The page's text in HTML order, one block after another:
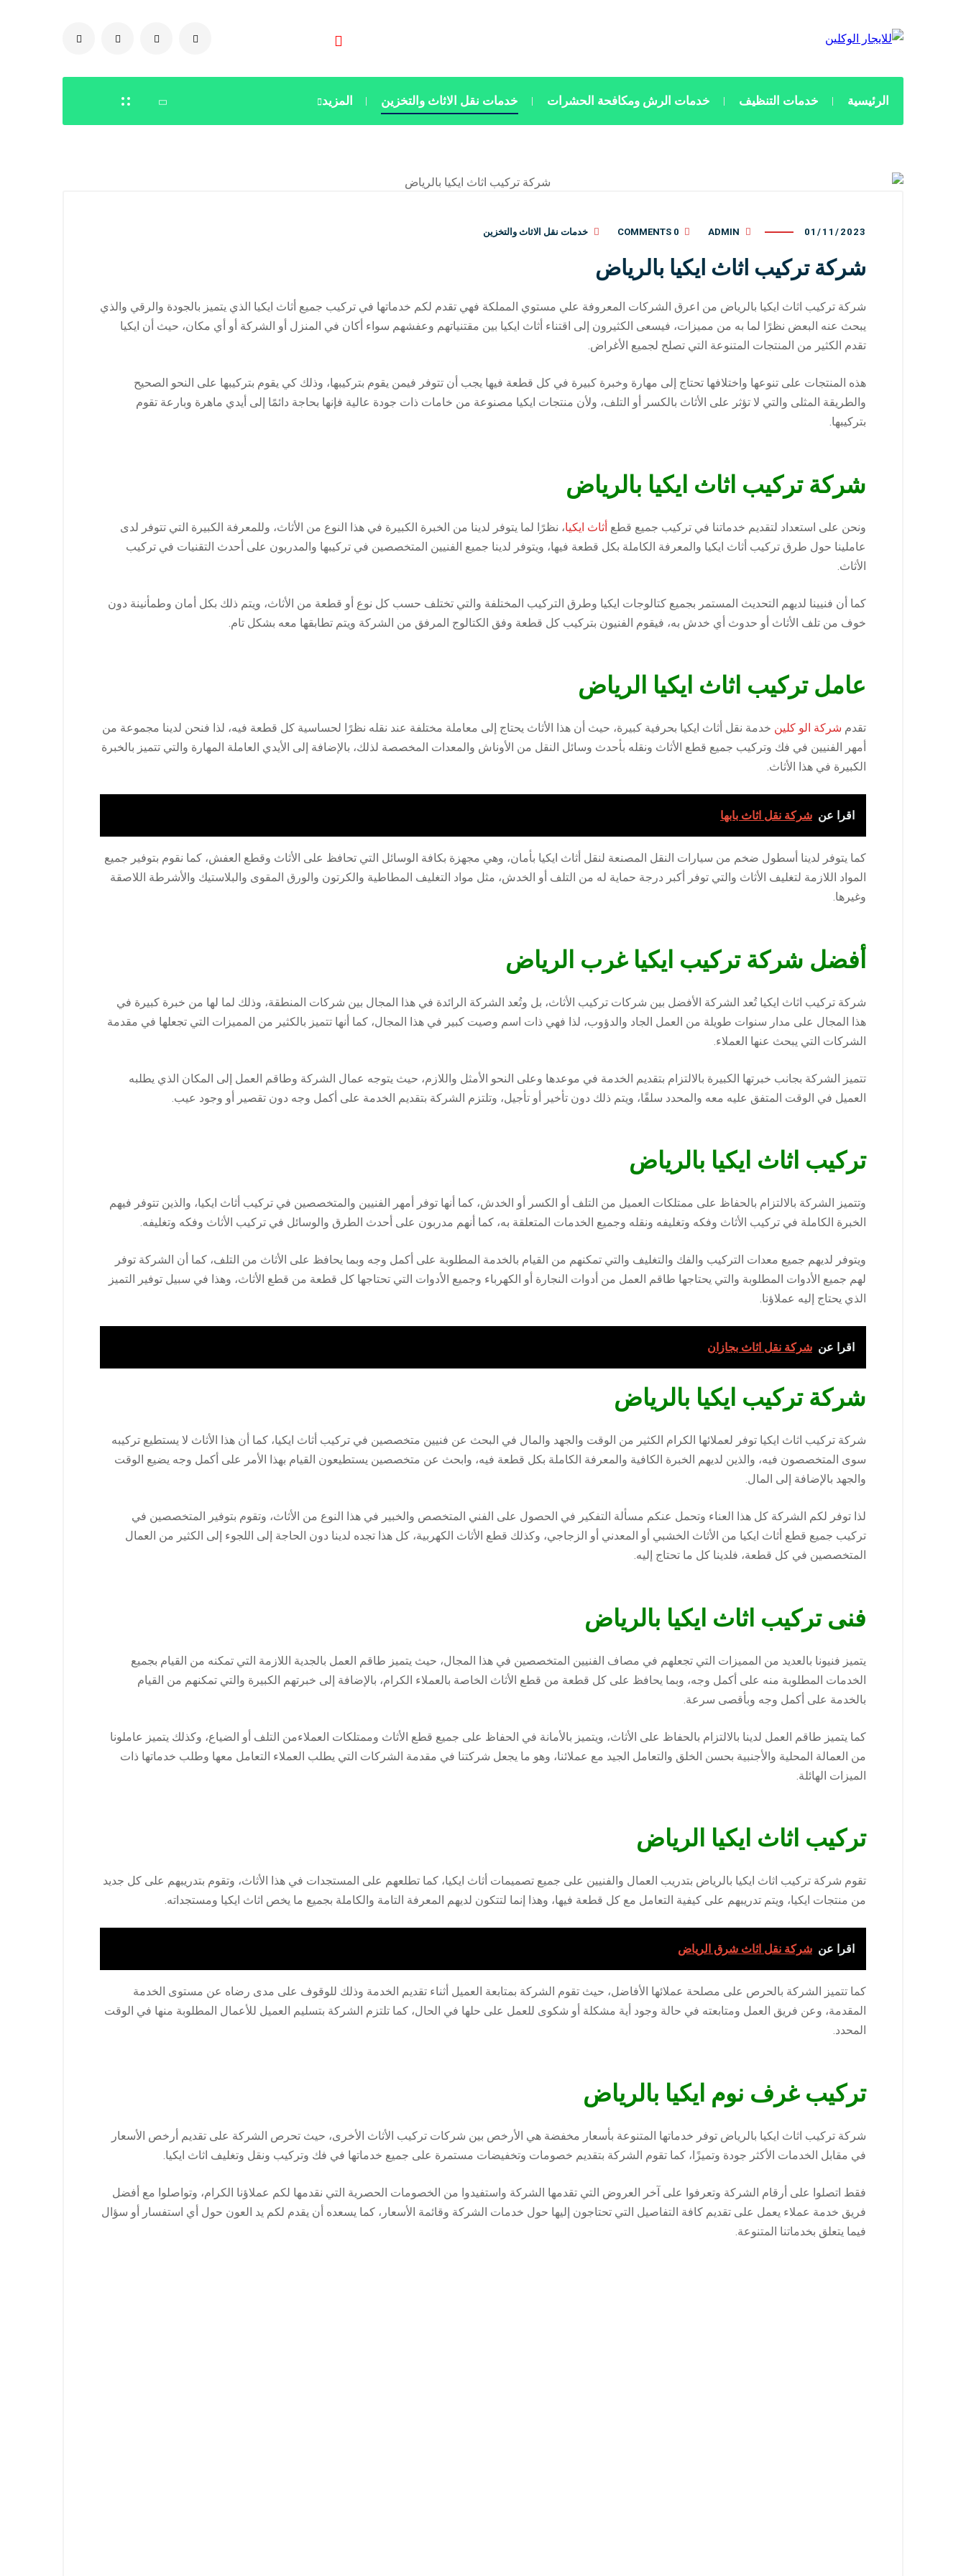
الرئيسية خدمات التنظيف خدمات الرش ومكافحة الحشرات خدمات نقل الاثاث والتخزين المزيد
01/11/2023
ADMIN
0 COMMENTS خدمات نقل الاثاث والتخزين
شركة تركيب اثاث ايكيا بالرياض
شركة تركيب اثاث ايكيا بالرياض من اعرق الشركات المعروفة علي مستوي المملكة فهي تقدم لكم خدماتها في تركيب جميع أثاث ايكيا الذي يتميز بالجودة والرقي والذي
يبحث عنه البعض نظرًا لما به من مميزات، فيسعى الكثيرون إلى اقتناء أثاث ايكيا بين مقتنياتهم وعفشهم سواء أكان في المنزل أو الشركة أو أي مكان، حيث أن ايكيا
تقدم الكثير من المنتجات المتنوعة التي تصلح لجميع الأغراض.
هذه المنتجات على تنوعها واختلافها تحتاج إلى مهارة وخبرة كبيرة في كل قطعة فيها يجب أن تتوفر فيمن يقوم بتركيبها، وذلك كي يقوم بتركيبها على النحو الصحيح
والطريقة المثلى والتي لا تؤثر على الأثاث بالكسر أو التلف، ولأن منتجات ايكيا مصنوعة من خامات ذات جودة عالية فإنها بحاجة دائمًا إلى أيدي ماهرة وبارعة تقوم
بتركيبها.
شركة تركيب اثاث ايكيا بالرياض
ونحن على استعداد لتقديم خدماتنا في تركيب جميع قطع أثاث ايكيا، نظرًا لما يتوفر لدينا من الخبرة الكبيرة في هذا النوع من الأثاث، وللمعرفة الكبيرة التي تتوفر لدى
عاملينا حول طرق تركيب أثاث ايكيا والمعرفة الكاملة بكل قطعة فيها، ويتوفر لدينا جميع الفنيين المتخصصين في تركيبها والمدربون على أحدث التقنيات في تركيب
الأثاث.
كما أن فنيينا لديهم التحديث المستمر بجميع كتالوجات ايكيا وطرق التركيب المختلفة والتي تختلف حسب كل نوع أو قطعة من الأثاث، ويتم ذلك بكل أمان وطمأنينة دون
خوف من تلف الأثاث أو حدوث أي خدش به، فيقوم الفنيون بتركيب كل قطعة وفق الكتالوج المرفق من الشركة ويتم تطابقها معه بشكل تام.
عامل تركيب اثاث ايكيا الرياض
تقدم شركة الو كلين خدمة نقل أثاث ايكيا بحرفية كبيرة، حيث أن هذا الأثاث يحتاج إلى معاملة مختلفة عند نقله نظرًا لحساسية كل قطعة فيه، لذا فنحن لدينا مجموعة من
أمهر الفنيين في فك وتركيب جميع قطع الأثاث ونقله بأحدث وسائل النقل من الأوناش والمعدات المخصصة لذلك، بالإضافة إلى الأيدي العاملة المهارة والتي تتميز بالخبرة
الكبيرة في هذا الأثاث.
اقرا عن شركة نقل اثاث بابها
كما يتوفر لدينا أسطول ضخم من سيارات النقل المصنعة لنقل أثاث ايكيا بأمان، وهي مجهزة بكافة الوسائل التي تحافظ على الأثاث وقطع العفش، كما نقوم بتوفير جميع
المواد اللازمة لتغليف الأثاث والتي توفر أكبر درجة حماية له من التلف أو الخدش، مثل مواد التغليف المطاطية والكرتون والورق المقوى والبلاستيك والأشرطة اللاصقة
وغيرها.
أفضل شركة تركيب ايكيا غرب الرياض
شركة تركيب اثاث ايكيا تُعد الشركة الأفضل بين شركات تركيب الأثاث، بل وتُعد الشركة الرائدة في هذا المجال بين شركات المنطقة، وذلك لما لها من خبرة كبيرة في
هذا المجال على مدار سنوات طويلة من العمل الجاد والدؤوب، لذا فهي ذات اسم وصيت كبير في هذا المجال، كما أنها تتميز بالكثير من المميزات التي تجعلها في مقدمة
الشركات التي يبحث عنها العملاء.
تتميز الشركة بجانب خبرتها الكبيرة بالالتزام بتقديم الخدمة في موعدها وعلى النحو الأمثل واللازم، حيث يتوجه عمال الشركة وطاقم العمل إلى المكان الذي يطلبه
العميل في الوقت المتفق عليه معه والمحدد سلفًا، ويتم ذلك دون تأخير أو تأجيل، وتلتزم الشركة بتقديم الخدمة على أكمل وجه دون تقصير أو وجود عيب.
تركيب اثاث ايكيا بالرياض
وتتميز الشركة بالالتزام بالحفاظ على ممتلكات العميل من التلف أو الكسر أو الخدش، كما أنها توفر أمهر الفنيين والمتخصصين في تركيب أثاث ايكيا، والذين تتوفر فيهم
الخبرة الكاملة في تركيب الأثاث وفكه وتغليفه ونقله وجميع الخدمات المتعلقة به، كما أنهم مدربون على أحدث الطرق والوسائل في تركيب الأثاث وفكه وتغليفه.
ويتوفر لديهم جميع معدات التركيب والفك والتغليف والتي تمكنهم من القيام بالخدمة المطلوبة على أكمل وجه وبما يحافظ على الأثاث من التلف، كما أن الشركة توفر
لهم جميع الأدوات المطلوبة والتي يحتاجها طاقم العمل من أدوات النجارة أو الكهرباء وجميع الأدوات التي تحتاجها كل قطعة من قطع الأثاث، وهذا في سبيل توفير التميز
الذي يحتاج إليه عملاؤنا.
اقرا عن شركة نقل اثاث بجازان
شركة تركيب ايكيا بالرياض
شركة تركيب اثاث ايكيا توفر لعملائها الكرام الكثير من الوقت والجهد والمال في البحث عن فنيين متخصصين في تركيب أثاث ايكيا، كما أن هذا الأثاث لا يستطيع تركيبه
سوى المتخصصون فيه، والذين لديهم الخبرة الكافية والمعرفة الكاملة بكل قطعة فيه، وابحث عن متخصصين يستطيعون القيام بهذا الأمر على أكمل وجه يضيع الوقت
والجهد بالإضافة إلى المال.
لذا توفر لكم الشركة كل هذا العناء وتحمل عنكم مسألة التفكير في الحصول على الفني المتخصص والخبير في هذا النوع من الأثاث، وتقوم بتوفير المتخصصين في
تركيب جميع قطع أثاث ايكيا من الأثاث الخشبي أو المعدني أو الزجاجي، وكذلك قطع الأثاث الكهربية، كل هذا تجده لدينا دون الحاجة إلى اللجوء إلى الكثير من العمال
المتخصصين في كل قطعة، فلدينا كل ما تحتاج إليه.
فنى تركيب اثاث ايكيا بالرياض
يتميز فنيونا بالعديد من المميزات التي تجعلهم في مصاف الفنيين المتخصصين في هذا المجال، حيث يتميز طاقم العمل بالجدية اللازمة التي تمكنه من القيام بجميع
الخدمات المطلوبة منه على أكمل وجه، وبما يحافظ على كل قطعة من قطع الأثاث الخاصة بالعملاء الكرام، بالإضافة إلى خبرتهم الكبيرة والتي تمكنهم من القيام
بالخدمة على أكمل وجه وبأقصى سرعة.
كما يتميز طاقم العمل لدينا بالالتزام بالحفاظ على الأثاث، ويتميز بالأمانة في الحفاظ على جميع قطع الأثاث وممتلكات العملاءمن التلف أو الضياع، وكذلك يتميز عاملونا
من العمالة المحلية والأجنبية بحسن الخلق والتعامل الجيد مع عملائنا، وهو ما يجعل شركتنا في مقدمة الشركات التي يطلب العملاء التعامل معها وطلب خدماتها ذات
الميزات الهائلة.
تركيب اثاث ايكيا الرياض
تقوم شركة تركيب اثاث ايكيا بالرياض بتدريب العمال والفنيين على جميع تصميمات أثاث ايكيا، كما تطلعهم على المستجدات في هذا الأثاث، وتقوم بتدريبهم على كل جديد
من منتجات ايكيا، ويتم تدريبهم على كيفية التعامل مع كل قطعة فيها، وهذا إنما لتتكون لديهم المعرفة التامة والكاملة بجميع ما يخص اثاث ايكيا ومستجداته.
اقرا عن شركة نقل اثاث شرق الرياض
كما تتميز الشركة بالحرص على مصلحة عملائها الأفاضل، حيث تقوم الشركة بمتابعة العميل أثناء تقديم الخدمة وذلك للوقوف على مدى رضاه عن مستوى الخدمة
المقدمة، وعن فريق العمل ومتابعته في حالة وجود أية مشكلة أو شكوى للعمل على حلها في الحال، كما تلتزم الشركة بتسليم العميل للأعمال المطلوبة منها في الوقت
المحدد.
تركيب غرف نوم ايكيا بالرياض
شركة تركيب اثاث ايكيا بالرياض توفر خدماتها المتنوعة بأسعار مخفضة هي الأرخص بين شركات تركيب الأثاث الأخرى، حيث تحرص الشركة على تقديم أرخص الأسعار
في مقابل الخدمات الأكثر جودة وتميزًا، كما تقوم الشركة بتقديم خصومات وتخفيضات مستمرة على جميع خدماتها في فك وتركيب ونقل وتغليف اثاث ايكيا.
فقط اتصلوا على أرقام الشركة وتعرفوا على آخر العروض التي تقدمها الشركة واستفيدوا من الخصومات الحصرية التي نقدمها لكم عملاؤنا الكرام، وتواصلوا مع أفضل
فريق خدمة عملاء يعمل على تقديم كافة التفاصيل التي تحتاجون إليها حول خدمات الشركة وقائمة الأسعار، كما يسعده أن يقدم لكم يد العون حول أي استفسار أو سؤال
فيما يتعلق بخدماتنا المتنوعة.